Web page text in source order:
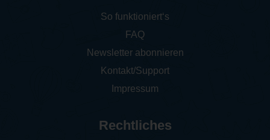
So funktioniert‘s
FAQ
Newsletter abonnieren
Kontakt/Support
Impressum
Rechtliches